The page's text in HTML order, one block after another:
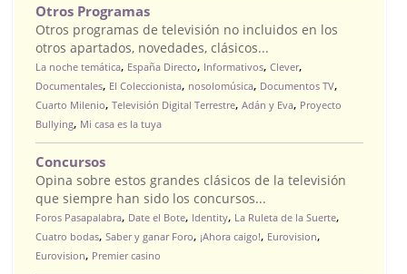
Otros Programas
Otros programas de televisión no incluidos en los
otros apartados, novedades, clásicos...
La noche temática, España Directo, Informativos, Clever,
Documentales, El Coleccionista, nosolomúsica, Documentos TV,
Cuarto Milenio, Televisión Digital Terrestre, Adán y Eva, Proyecto
Bullying, Mi casa es la tuya
Concursos
Opina sobre estos grandes clásicos de la televisión
que siempre han sido los concursos...
Foros Pasapalabra, Date el Bote, Identity, La Ruleta de la Suerte,
Cuatro bodas, Saber y ganar Foro, ¡Ahora caigo!, Eurovision,
Eurovision, Premier casino